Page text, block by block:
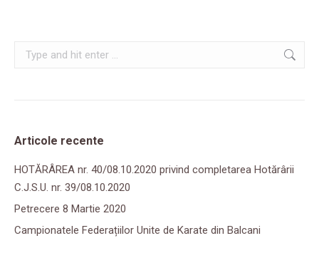
Search:
Articole recente
HOTĂRÂREA nr. 40/08.10.2020 privind completarea Hotărârii
C.J.S.U. nr. 39/08.10.2020
Petrecere 8 Martie 2020
Campionatele Federațiilor Unite de Karate din Balcani